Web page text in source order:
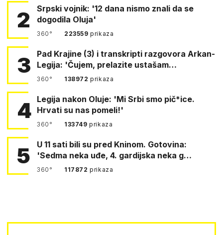
2
Srpski vojnik: '12 dana nismo znali da se
dogodila Oluja'
360° 223559prikaza
3
Pad Krajine (3) i transkripti razgovora Arkan-
Legija: 'Čujem, prelazite ustašam…
360° 138972prikaza
4 Legija nakon Oluje: 'Mi Srbi smo pič*ice.
Hrvati su nas pomeli!'
360° 133749prikaza
5
U 11 sati bili su pred Kninom. Gotovina:
'Sedma neka uđe, 4. gardijska neka g…
360° 117872prikaza